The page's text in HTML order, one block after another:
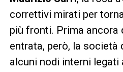
correttivi mirati per
più fronti. Prima ancora
entrata, però, la società
alcuni nodi interni